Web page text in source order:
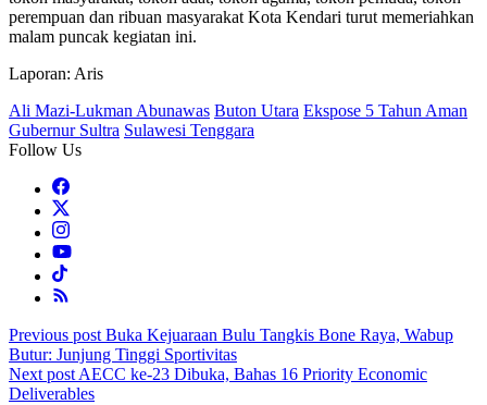
perempuan dan ribuan masyarakat Kota Kendari turut memeriahkan
malam puncak kegiatan ini.
Laporan: Aris
Ali Mazi-Lukman Abunawas Buton Utara Ekspose 5 Tahun Aman
Gubernur Sultra Sulawesi Tenggara
Follow Us
Post
navigation
Previous post Buka Kejuaraan Bulu Tangkis Bone Raya, Wabup
Butur: Junjung Tinggi Sportivitas
Next post AECC ke-23 Dibuka, Bahas 16 Priority Economic
Deliverables